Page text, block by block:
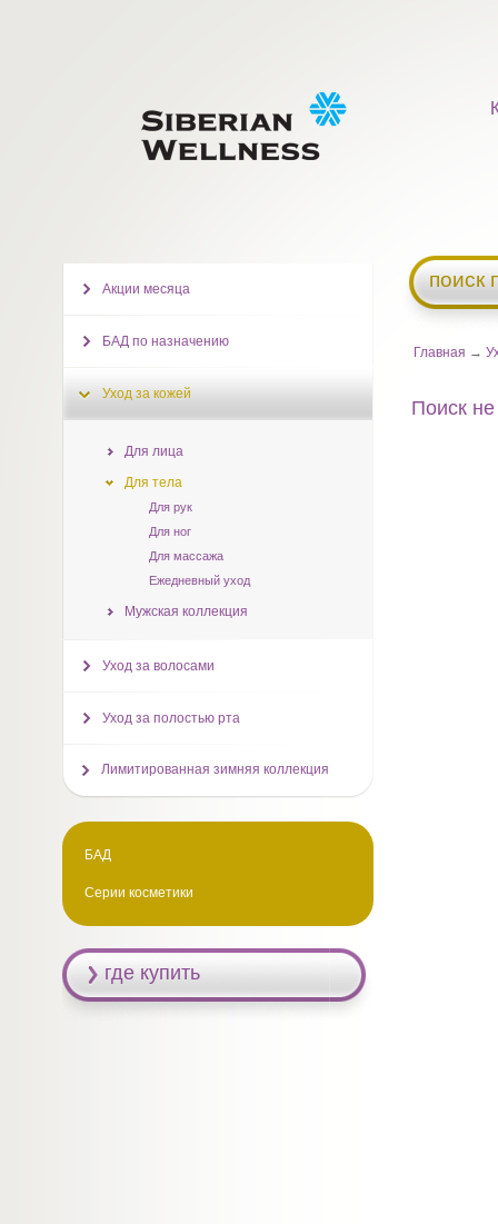
поиск
Главная →
Поиск
Акции месяца
БАД по назначению
Уход за кожей
Для лица
Для тела
Для рук
Для ног
Для массажа
Ежедневный уход
Мужская коллекция
Уход за волосами
Уход за полостью рта
Лимитированная зимняя коллекция
БАД
Серии косметики
где купить